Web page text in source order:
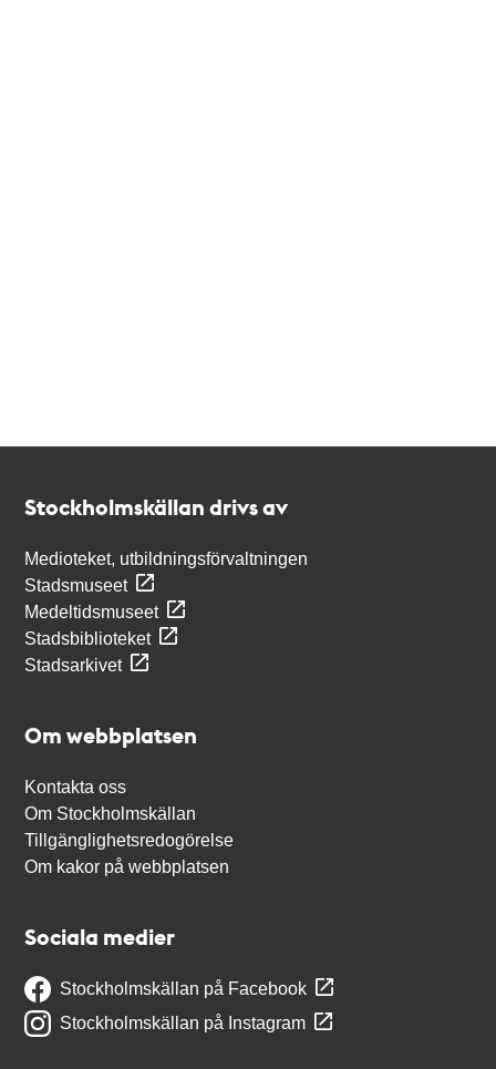
Stockholmskällan drivs av
Medioteket, utbildningsförvaltningen
Stadsmuseet
Medeltidsmuseet
Stadsbiblioteket
Stadsarkivet
Om webbplatsen
Kontakta oss
Om Stockholmskällan
Tillgänglighetsredogörelse
Om kakor på webbplatsen
Sociala medier
Stockholmskällan på Facebook
Stockholmskällan på Instagram